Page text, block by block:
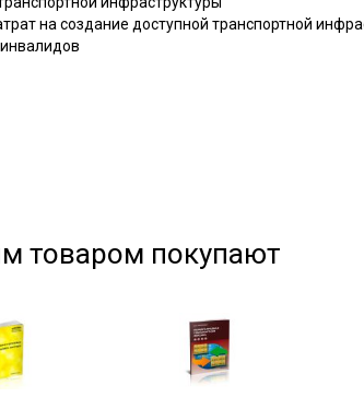
на создание доступной транспортной
товаром покупают